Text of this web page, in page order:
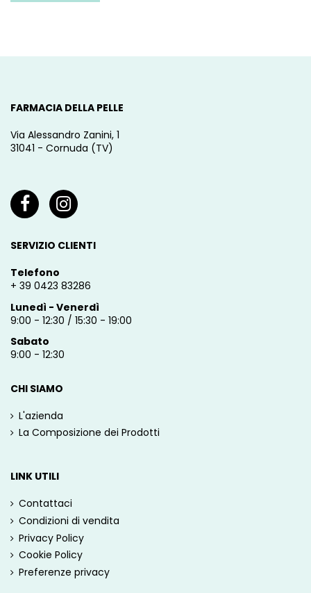
FARMACIA DELLA PELLE
Via Alessandro Zanini, 1
31041 - Cornuda (TV)
SERVIZIO CLIENTI
Telefono
+ 39 0423 83286
Lunedì - Venerdì
9:00 - 12:30 / 15:30 - 19:00
Sabato
9:00 - 12:30
CHI SIAMO
L'azienda
La Composizione dei Prodotti
LINK UTILI
Contattaci
Condizioni di vendita
Privacy Policy
Cookie Policy
Preferenze privacy